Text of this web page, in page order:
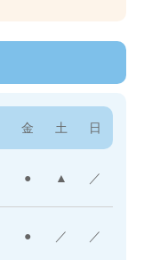
金 土 日
● ▲ ／
● ／ ／